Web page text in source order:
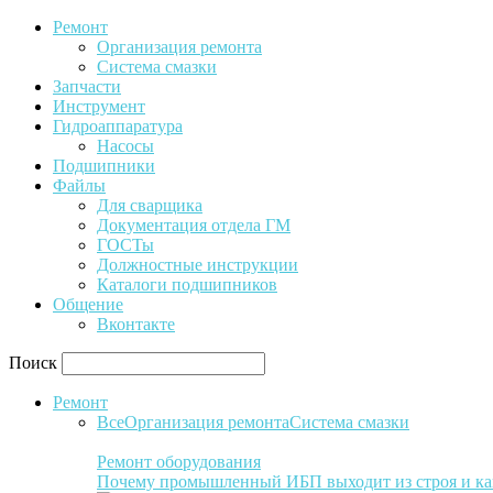
Ремонт
Организация ремонта
Система смазки
Запчасти
Инструмент
Гидроаппаратура
Насосы
Подшипники
Файлы
Для сварщика
Документация отдела ГМ
ГОСТы
Должностные инструкции
Каталоги подшипников
Общение
Вконтакте
Поиск
Ремонт
ВсеОрганизация ремонтаСистема смазки
Ремонт оборудования
Почему промышленный ИБП выходит из строя и